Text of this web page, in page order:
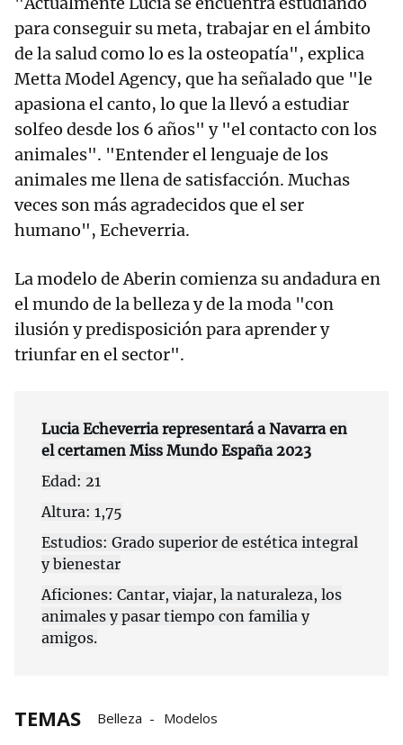
para conseguir su meta, trabajar en el ámbito
de la salud como lo es la osteopatía", explica
Metta Model Agency, que ha señalado que "le
apasiona el canto, lo que la llevó a estudiar
solfeo desde los 6 años" y "el contacto con los
animales". "Entender el lenguaje de los
animales me llena de satisfacción. Muchas
veces son más agradecidos que el ser
humano", Echeverria.
La modelo de Aberin comienza su andadura en
el mundo de la belleza y de la moda "con
ilusión y predisposición para aprender y
triunfar en el sector".
Lucia Echeverria representará a Navarra en
el certamen Miss Mundo España 2023
Edad: 21
Altura: 1,75
Estudios: Grado superior de estética integral
y bienestar
Aficiones: Cantar, viajar, la naturaleza, los
animales y pasar tiempo con familia y
amigos.
TEMAS Belleza Modelos